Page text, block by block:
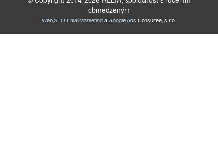
obmedzeným
Web,SEO,EmailMarketingaGoogle Ads Consultee, s.r.o.